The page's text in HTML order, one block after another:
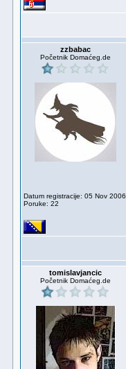
zzbabac
Početnik Domaćeg.de
Datum registracije: 05 Nov 2006
Poruke: 22
tomislavjancic
Početnik Domaćeg.de